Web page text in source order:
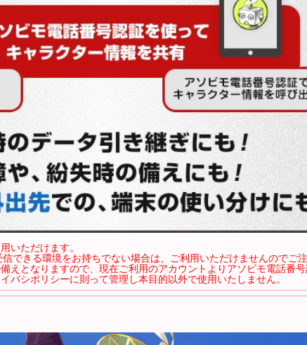
いただけます。
できる環境をお持ちでない場合は、ご利用いただけませんのでご注
えとなりますので、現在ご利用のアカウントよりアソビモ電話番号
バシポリシーに則って管理し本目的以外で使用いたしません。